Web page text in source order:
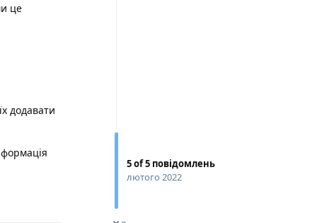
5of5 повідомлень
лютого 2022
це
додавати